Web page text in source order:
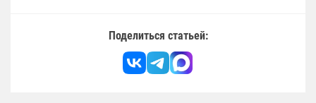
Поделиться статьей: